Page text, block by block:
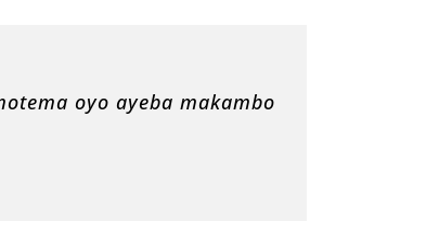
oyo ayeba makambo